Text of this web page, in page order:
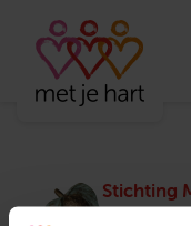
Stichting
Stichting